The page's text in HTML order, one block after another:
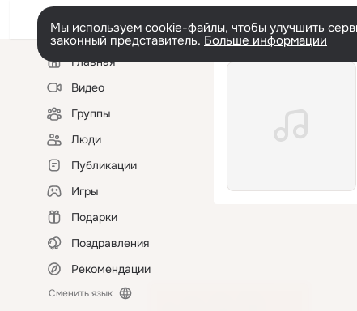
Мы используем cookie-файлы, чтобы улучшить
законный представитель. Больше информации
Левая
колонкаГлавная
Видео
Группы
Люди
Публикации
Игры
Подарки
Поздравления
Рекомендации
Сменить язык